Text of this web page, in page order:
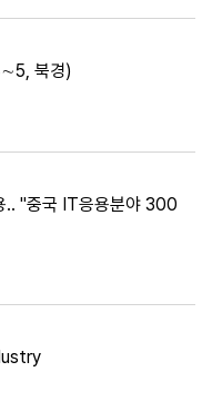
북경)
.. "중국 IT응용분야 300